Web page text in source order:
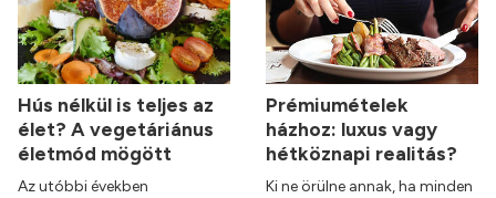
Hús nélkül is teljes az
élet? A vegetáriánus
életmód mögött
Az utóbbi években
Prémiumételek
házhoz: luxus vagy
hétköznapi realitás?
Ki ne örülne annak, ha minden